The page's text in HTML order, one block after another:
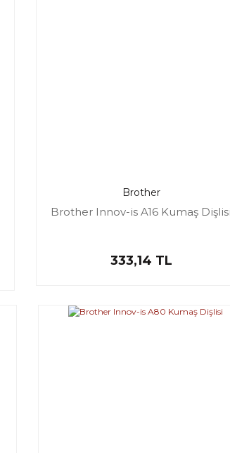
Brother
Brother Innov-is A16 Kumaş Dişlisi
333,14 TL